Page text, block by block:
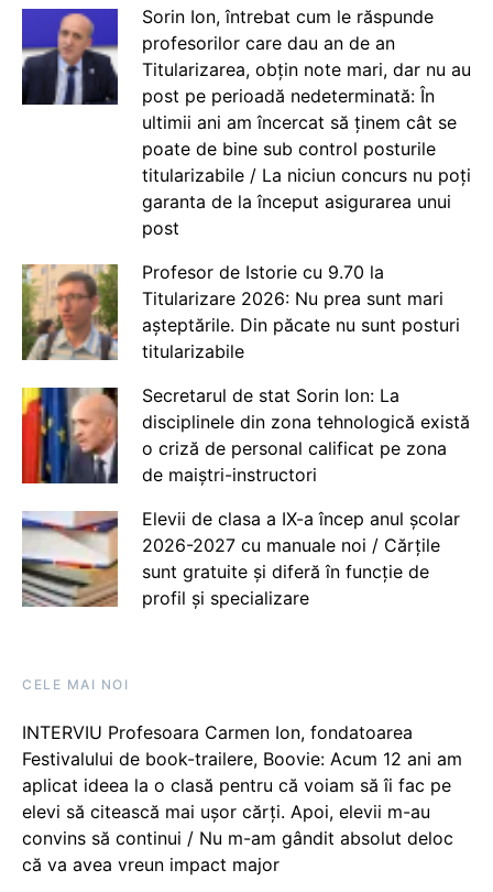
Sorin Ion, întrebat cum le răspunde
profesorilor care dau an de an
Titularizarea, obțin note mari, dar nu au
post pe perioadă nedeterminată: În
ultimii ani am încercat să ținem cât se
poate de bine sub control posturile
titularizabile / La niciun concurs nu poți
garanta de la început asigurarea unui
post
Profesor de Istorie cu 9.70 la
Titularizare 2026: Nu prea sunt mari
așteptările. Din păcate nu sunt posturi
titularizabile
Secretarul de stat Sorin Ion: La
disciplinele din zona tehnologică există
o criză de personal calificat pe zona
de maiștri-instructori
Elevii de clasa a IX-a încep anul școlar
2026-2027 cu manuale noi / Cărțile
sunt gratuite și diferă în funcție de
profil și specializare
CELE MAI NOI
INTERVIU Profesoara Carmen Ion, fondatoarea
Festivalului de book-trailere, Boovie: Acum 12 ani am
aplicat ideea la o clasă pentru că voiam să îi fac pe
elevi să citească mai ușor cărți. Apoi, elevii m-au
convins să continui / Nu m-am gândit absolut deloc
că va avea vreun impact major